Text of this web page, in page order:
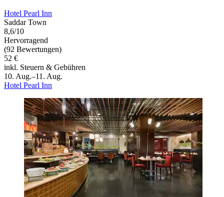
Hotel Pearl Inn
Saddar Town
8,6/10
Hervorragend
(92 Bewertungen)
52 €
inkl. Steuern & Gebühren
10. Aug.–11. Aug.
Hotel Pearl Inn